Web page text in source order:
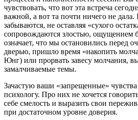
чувствовать, что вот эта встреча
важной, а вот та почти ничего не дала.
забываются, не оставляя «сухого
сопровождаются злостью, ощущением
означает, что мы остановились перед
дверью, пришло время «накопить
Юнг) или прорвать завесу молчания,
замалчиваемые темы.
Зачастую ваши «запрещенные»
психологу. Про них не хочется
себе смелость и выразить свои
при достаточном уровне доверия.